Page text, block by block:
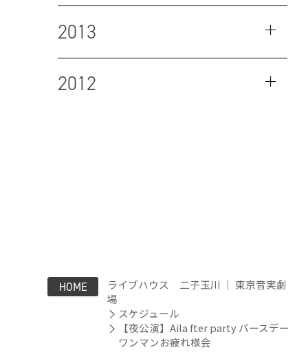
2013
2012
HOME
ライブハウス 二子玉川 ｜ 東京音実劇
場
スケジュール
【夜公演】Aila fter party バースデー
ワンマンお疲れ様会